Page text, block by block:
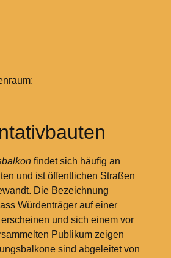
findet sich häufig an
und ist öffentlichen Straßen
Die Bezeichnung
Würdenträger auf einer
und sich einem vor
Publikum zeigen
sind abgeleitet von